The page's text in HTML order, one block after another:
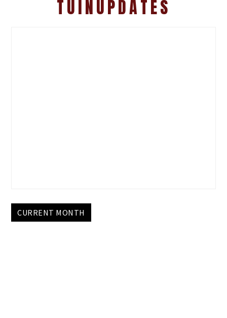
TUINUPDATES
CURRENT MONTH